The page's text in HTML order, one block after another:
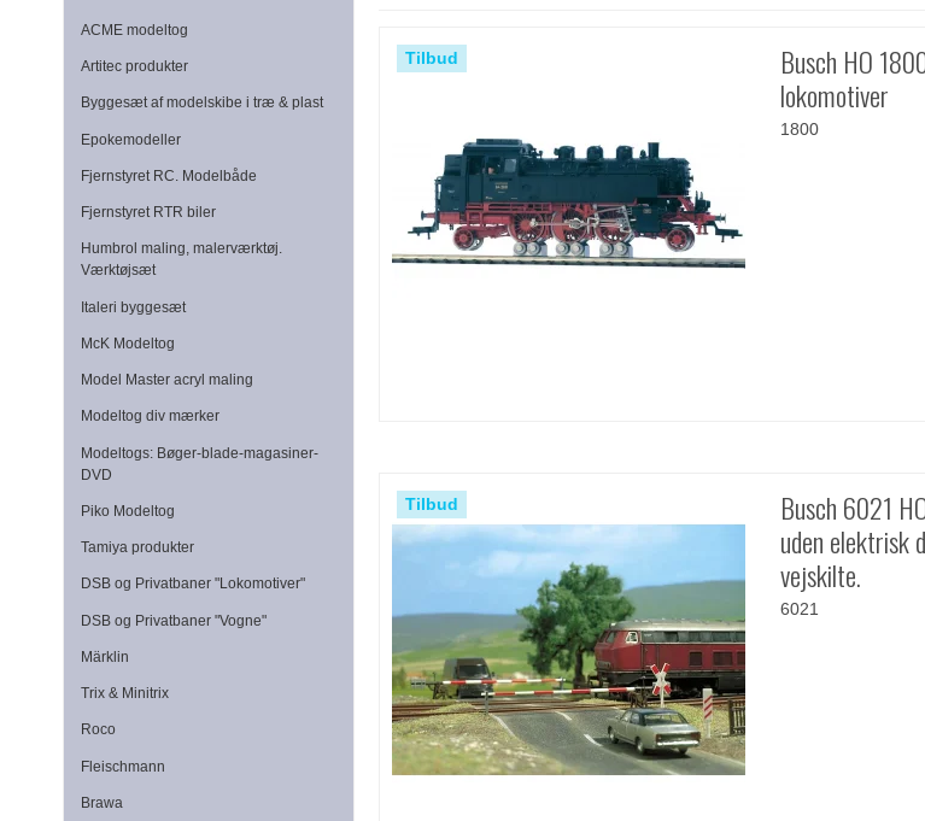
ACME modeltog
Artitec produkter
Byggesæt af modelskibe i træ & plast
Epokemodeller
Fjernstyret RC. Modelbåde
Fjernstyret RTR biler
Humbrol maling, malerværktøj.
Værktøjsæt
Italeri byggesæt
McK Modeltog
Model Master acryl maling
Modeltog div mærker
Modeltogs: Bøger-blade-magasiner-
DVD
Piko Modeltog
Tamiya produkter
DSB og Privatbaner "Lokomotiver"
DSB og Privatbaner "Vogne"
Märklin
Trix & Minitrix
Roco
Fleischmann
Brawa
Tilbud
Busch HO
lokomotiver
1800
Tilbud
Busch 6021
uden elektrisk
vejskilte.
6021